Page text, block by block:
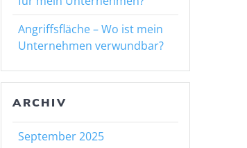
Angriffsfläche – Wo ist mein
Unternehmen verwundbar?
ARCHIV
September 2025